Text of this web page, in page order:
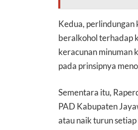
Kedua, perlindungan
beralkohol terhadap
keracunan minuman
pada prinsipnya
Sementara itu,
PAD Kabupaten
atau naik turun